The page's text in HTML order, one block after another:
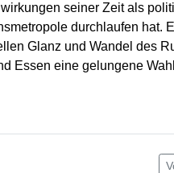
seiner Zeit als
durchlaufen hat.
Glanz und Wandel des
Essen eine gelungene